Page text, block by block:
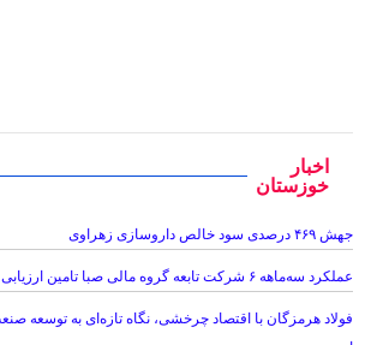
اخبار
خوزستان
جهش ۴۶۹ درصدی سود خالص داروسازی زهراوی
عملکرد سه‌ماهه ۶ شرکت‌ تابعه گروه مالی صبا تامین ارزیابی شد
فولاد هرمزگان با اقتصاد چرخشی، نگاه تازه‌ای به توسعه